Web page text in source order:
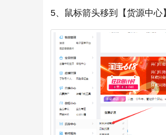
5、鼠标箭头移到【货源中心